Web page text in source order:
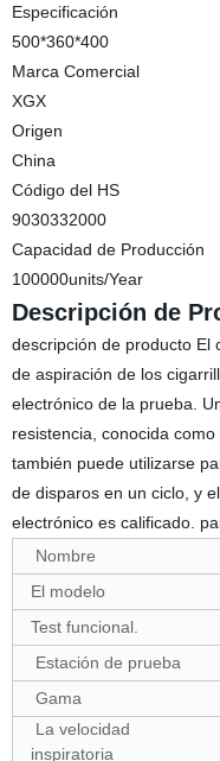
Especificación
500*360*400
Marca Comercial
XGX
Origen
China
Código del HS
9030332000
Capacidad de Producción
100000units/Year
Descripción de
descripción de producto El
de aspiración de los
electrónico de la prueba.
resistencia, conocida
también puede utilizarse
de disparos en un ciclo, y
electrónico es calificado.
Nombre
El modelo
Test funcional.
Estación de prueba
Gama
La velocidad
inspiratoria